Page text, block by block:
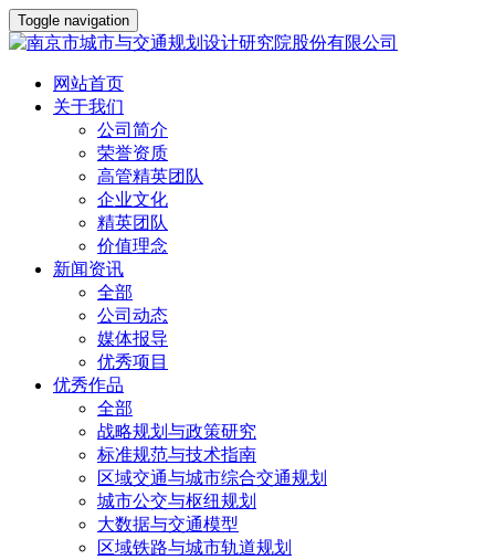
Toggle navigation
网站首页
关于我们
公司简介
荣誉资质
高管精英团队
企业文化
精英团队
价值理念
新闻资讯
全部
公司动态
媒体报导
优秀项目
优秀作品
全部
战略规划与政策研究
标准规范与技术指南
区域交通与城市综合交通规划
城市公交与枢纽规划
大数据与交通模型
区域铁路与城市轨道规划